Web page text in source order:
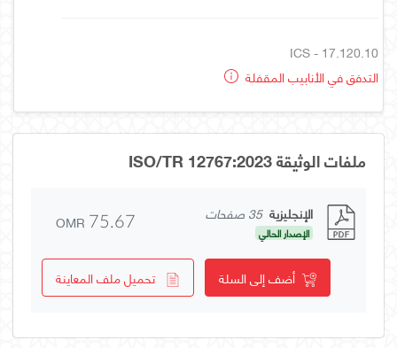
ICS - 17.120.10
التدفق في الأنابيب المقفلة
ملفات الوثيقة ISO/TR 12767:2023
الإنجليزية 35 صفحات
الإصدار الحالي OMR 75.67
أضف إلى السلة تحميل ملف المعاينة